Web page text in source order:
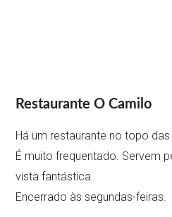
Restaurante O Camilo
Há um restaurante no topo das
É muito frequentado. Servem
vista fantástica.
Encerrado às segundas-feiras.